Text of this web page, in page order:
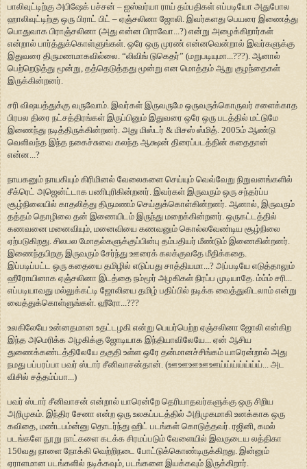
பாலிவுட்டிற்கு அபிஷேக் பச்சன் – ஐஸ்வர்யா ராய் தம்பதிகள் எப்படியோ அதுபோல
ஹாலிவுட்டிற்கு ஒரு பிராட் பிட் – ஏஞ்சலினா ஜோலி. இவர்களது பெயரை இணைத்து
பொதுவாக பிராஞ்சலினா (அது என்ன பிராவோ...?) என்று அழைக்கிறார்கள்
என்றால் பார்த்துக்கொள்ளுங்கள். ஒரே ஒரு முரண் என்னவென்றால் இவர்களுக்கு
இதுவரை திருமணமாகவில்லை. “லிவிங் டுகெதர்” (மறுபடியுமா...???). ஆனால்
பெற்றெடுத்து மூன்று, தத்தெடுத்தது மூன்று என மொத்தம் ஆறு குழந்தைகள்
இருக்கின்றனர்.
சரி விஷயத்துக்கு வருவோம். இவர்கள் இருவருமே ஒருவருக்கொருவர் சளைக்காத
பிரபல திரை நட்சத்திரங்கள் இருப்பினும் இதுவரை ஒரே ஒரு படத்தில் மட்டுமே
இணைந்து நடித்திருக்கின்றனர். அது மிஸ்டர் & மிசஸ் ஸ்மித். 2005ம் ஆண்டு
வெளிவந்த இந்த நகைச்சுவை கலந்த ஆக்ஷன் திரைப்படத்தின் கதைதான்
என்ன...?
நாயகனும் நாயகியும் கிரிமினல் வேலைகளை செய்யும் வெவ்வேறு நிறுவனங்களில்
சீக்ரெட் அஜென்ட்டாக பணிபுரிகின்றனர். இவர்கள் இருவரும் ஒரு சந்தர்ப்ப
சூழ்நிலையில் காதலித்து திருமணம் செய்துக்கொள்கின்றனர். ஆனால், இருவரும்
தத்தம் தொழிலை தன் இணையிடம் இருந்து மறைக்கின்றனர். ஒருகட்டத்தில்
கணவனை மனைவியும், மனைவியை கணவனும் கொல்லவேண்டிய சூழ்நிலை
ஏற்படுகிறது. சிலபல மோதல்களுக்குப்பின்பு தம்பதியர் மீண்டும் இணைகின்றனர்.
இணைந்தபிறகு இருவரும் சேர்ந்து ஊரைக் கலக்குவதே மீதிக்கதை.
இப்படிப்பட்ட ஒரு கதையை தமிழில் எடுப்பது சாத்தியமா...? அப்படியே எடுத்தாலும்
ஹீரோயினாக ஏஞ்சலினா இடத்தை நம்மூர் அழகிகள் நிரப்ப முடியாதே. ம்ம்ம் சரி...
எப்படியாவது மல்லுக்கட்டி ஜோலியை தமிழ் பதிப்பில் நடிக்க வைத்துவிடலாம் என்று
வைத்துக்கொள்ளுங்கள். ஹீரோ...???
உலகிலேயே உன்னதமான உதட்டழகி என்று பெயர்பெற்ற ஏஞ்சலினா ஜோலி என்கிற
இந்த அமெரிக்க அழகிக்கு ஜோடியாக இந்தியாவிலேயே... ஏன் ஆசிய
துணைக்கண்டத்திலேயே தகுதி உள்ள ஒரே தன்மானச்சிங்கம் யாரென்றால் அது
நமது பப்பரப்பா பவர் ஸ்டார் சீனிவாசன்தான். (ஊஊஊஊஊய்ய்ய்ய்ய்ய்ய்... அட
விசில் சத்தம்ப்பா...)
பவர் ஸ்டார் சீனிவாசன் என்றால் யாரென்றே தெரியாதவர்களுக்கு ஒரு சிறிய
அறிமுகம். இந்திர சேனா என்ற ஒரு உலகப்படத்தில் அறிமுகமாகி உனக்காக ஒரு
கவிதை, மண்டபம்ன்னு தொடர்ந்து ஹிட் படங்கள் கொடுத்தவர். ரஜினி, கமல்
படங்களே நூறு நாட்களை கடக்க சிரமப்படும் வேளையில் இவருடைய லத்திகா
150வது நாளை நோக்கி வெற்றிநடை போட்டுக்கொண்டிருக்கிறது. இன்னும்
ஏராளமான படங்களில் நடிக்கவும், படங்களை இயக்கவும் இருக்கிறார்.